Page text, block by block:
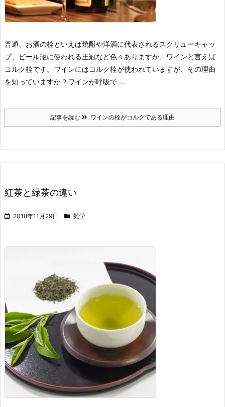
普通、お酒の栓といえば焼酎や洋酒に代表されるスクリューキャッ
プ、ビール瓶に使われる王冠など色々ありますが、ワインと言えば
コルク栓です。 ワインにはコルク栓が使われていますが、その理由
を知っていますか？ ワインが呼吸で ...
記事を読む ワインの栓がコルクである理由
紅茶と緑茶の違い
2018年11月29日 雑学